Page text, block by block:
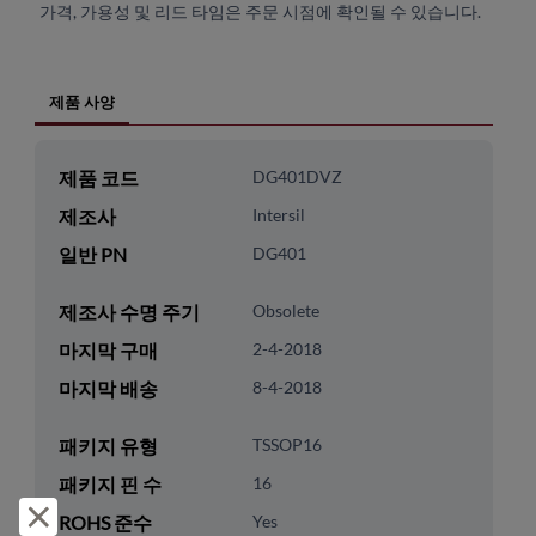
가격, 가용성 및 리드 타임은 주문 시점에 확인될 수 있습니다.
제품 사양
제품 코드 DG401DVZ
제조사 Intersil
일반 PN DG401
제조사 수명 주기 Obsolete
마지막 구매 2-4-2018
마지막 배송 8-4-2018
패키지 유형 TSSOP16
패키지 핀 수 16
ROHS 준수 Yes
거부 및 닫기